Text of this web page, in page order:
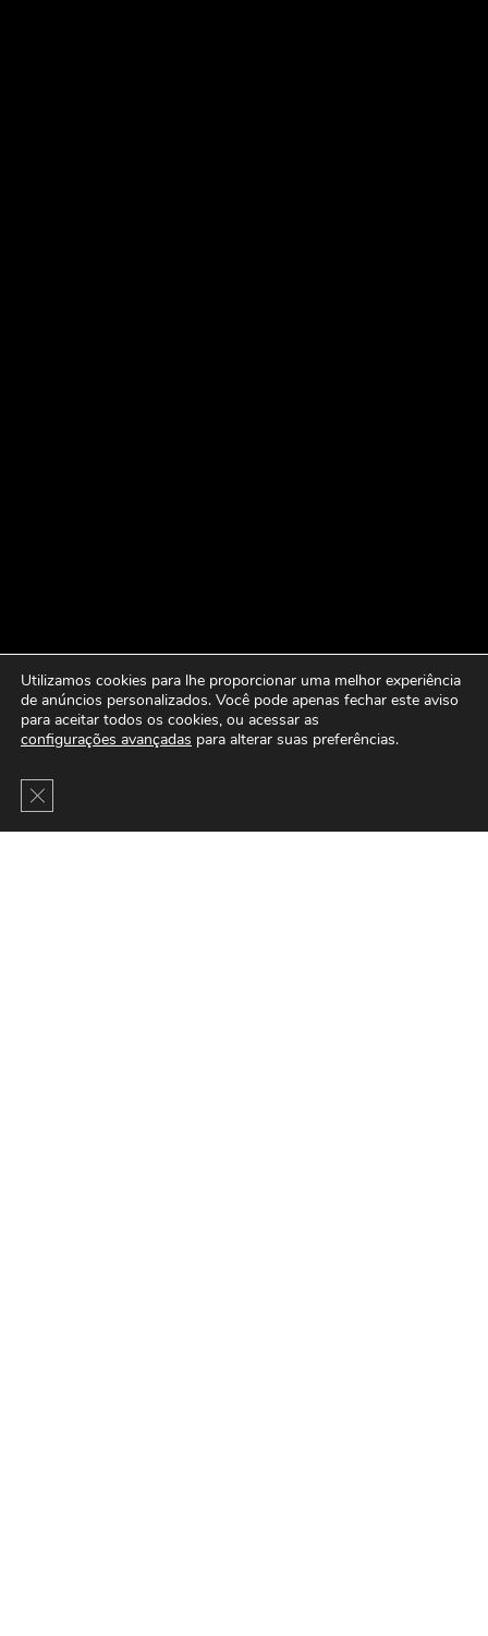
Utilizamos cookies para lhe proporcionar uma melhor experiência
de anúncios personalizados. Você pode apenas fechar este aviso
para aceitar todos os cookies, ou acessar as
configurações avançadas para alterar suas preferências.
Close GDPR Cookie Banner